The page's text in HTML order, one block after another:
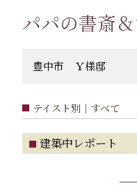
パパの書斎
豊中市 Ｙ様邸
テイスト別｜すべて
建築中レポート